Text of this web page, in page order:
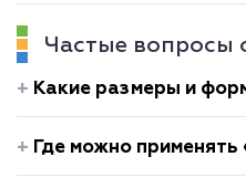
Частые вопросы
Какие размеры и
Где можно применять